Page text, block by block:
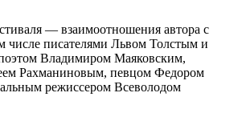
— взаимоотношения автора с
числе писателями Львом Толстым и
Владимиром Маяковским,
Рахманиновым, певцом Федором
режиссером Всеволодом